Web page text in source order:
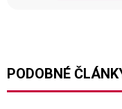
PODOBNÉ